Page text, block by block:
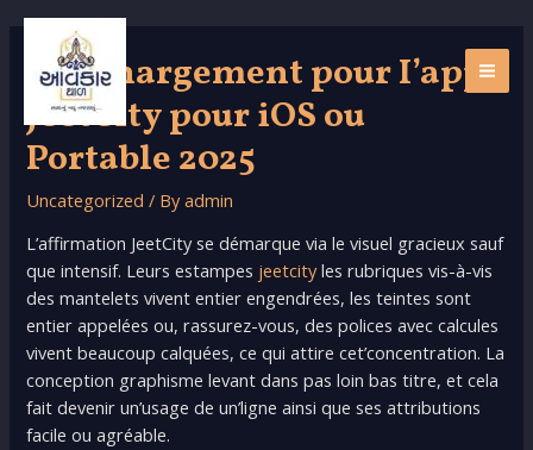
Skip
contentTéléchargement pour I’app
JeetCity pour iOS ou
Portable 2025
Uncategorized / Byadmin
L’affirmation JeetCity se démarque via le visuel gracieux sauf
que intensif. Leurs estampes jeetcityles rubriques vis-à-vis
des mantelets vivent entier engendrées, les teintes sont
entier appelées ou, rassurez-vous, des polices avec calcules
vivent beaucoup calquées, ce qui attire cet’concentration. La
conception graphisme levant dans pas loin bas titre, et cela
fait devenir un’usage de un’ligne ainsi que ses attributions
facile ou agréable.